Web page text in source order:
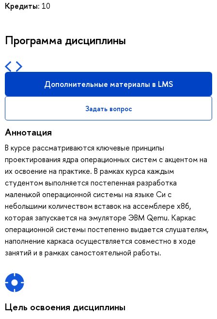
Кредиты: 10
Программа дисциплины
Дополнительные материалы в LMS
Задать вопрос
Аннотация
В курсе рассматриваются ключевые принципы
проектирования ядра операционных систем с акцентом на
их освоение на практике. В рамках курса каждым
студентом выполняется постепенная разработка
маленькой операционной системы на языке Си с
небольшими количеством вставок на ассемблере x86,
которая запускается на эмуляторе ЭВМ Qemu. Каркас
операционной системы постепенно выдается слушателям,
наполнение каркаса осуществляется совместно в ходе
занятий и в рамках самостоятельной работы.
Цель освоения дисциплины